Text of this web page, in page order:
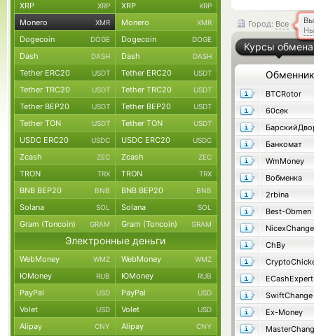
Город: Все
Курсы обмена
Обменник
BTCRotor
60сек
Банкомат
WmMoney
Вобменка
2rbina
Best-Obmen
ChBy
ECashExpert
SwiftChange
Ex-Money
XRP XRP XRP XRP
Monero XMR Monero XMR
Dogecoin DOGE Dogecoin DOGE
Dash DASH Dash DASH
Tether ERC20 USDT Tether ERC20 USDT
Tether TRC20 USDT Tether TRC20 USDT
Tether BEP20 USDT Tether BEP20 USDT
Tether TON USDT Tether TON USDT
USDC ERC20 USDC USDC ERC20 USDC
Zcash ZEC Zcash ZEC
TRON TRX TRON TRX
BNB BEP20 BNB BNB BEP20 BNB
Solana SOL Solana SOL
Gram (Toncoin) GRAM Gram (Toncoin) GRAM
Электронные деньги
WebMoney WMZ WebMoney WMZ
ЮMoney RUB ЮMoney RUB
PayPal USD PayPal USD
Volet USD Volet USD
Alipay CNY Alipay CNY